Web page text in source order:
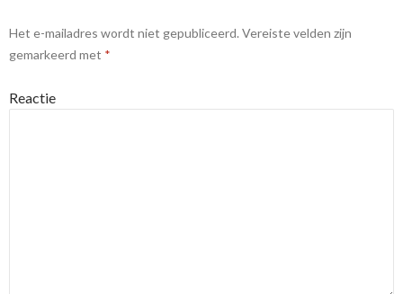
Het e-mailadres wordt niet gepubliceerd. Vereiste velden zijn
gemarkeerd met *
Reactie